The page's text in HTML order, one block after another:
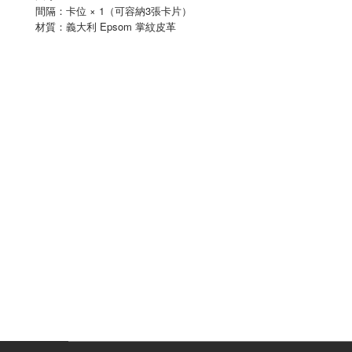
間隔：卡位 × 1（可容納3張卡片）
材質：義大利 Epsom 掌紋皮革